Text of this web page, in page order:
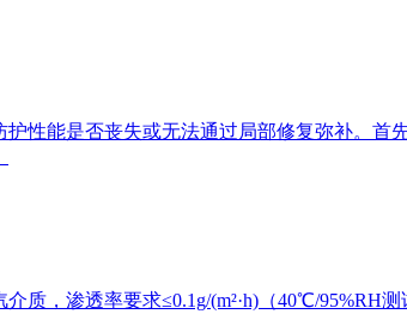
性能是否丧失或无法通过局部修复弥补。
，渗透率要求≤0.1g/(m²·h)（40℃/95%RH